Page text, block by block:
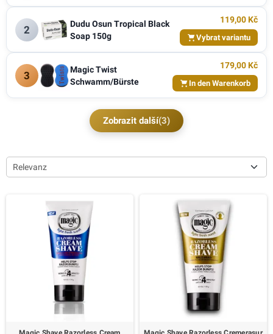
2
Dudu Osun Tropical Black
Soap 150g
119,00 Kč
Vybrat variantu
3
Magic Twist
Schwamm/Bürste
179,00 Kč
In den Warenkorb
Zobrazit další(3)
Relevanz